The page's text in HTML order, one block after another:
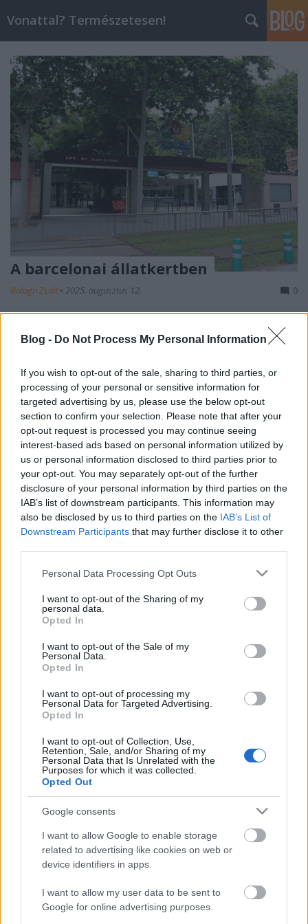
Blog - Do Not Process My Personal Information
If you wish to opt-out of the sale, sharing to third parties, or
processing of your personal or sensitive information for
targeted advertising by us, please use the below opt-out
section to confirm your selection. Please note that after your
opt-out request is processed you may continue seeing
interest-based ads based on personal information utilized by
us or personal information disclosed to third parties prior to
your opt-out. You may separately opt-out of the further
disclosure of your personal information by third parties on the
IAB’s list of downstream participants. This information may
also be disclosed by us to third parties on the IAB’s List of
Downstream Participants that may further disclose it to other
Please note that this website/app uses one or more Google
not limited to your visit or usage behaviour. You may click to
grant or deny consent to Google and its third-party tags to
use your data for below specified purposes in below Google
consent section.
Personal Data Processing Opt Outs
I want to opt-out of the Sharing of my
personal data.
Opted In
I want to opt-out of the Sale of my
Personal Data.
Opted In
I want to opt-out of processing my
Personal Data for Targeted Advertising.
Opted In
I want to opt-out of Collection, Use,
Retention, Sale, and/or Sharing of my
Personal Data that Is Unrelated with the
Purposes for which it was collected.
Opted Out
Google consents
I want to allow Google to enable storage
related to advertising like cookies on web or
device identifiers in apps.
I want to allow my user data to be sent to
Google for online advertising purposes.
Vonattal? Természetesen!
A barcelonai állatkertben
Balogh Zsolt • 2025. augusztus 12. 0
Barcelonában, mely az évek alatt a kedvenc
állatkertje mellett is, úton a tengerpart vagy a
vasútállomás felé, de mindig csak halogattam a
látogatást. Ám 2025-ben végre erre is sor került,
beléphettem erre a különleges…
Volt egyszer egy moszkvai monorail
Oroszországról az utóbbi években szinte csak az ún.
"különleges katonai művelet" kapcsán érkeznek a
hírek, miközben ott is történnek fejlesztések,
visszafejlesztések. Az ország fővárosa, Moszkva nem
csak a gyönyörű metróállomásai miatt volt ismert a
közlekedésbarátok számára, hanem a különleges…